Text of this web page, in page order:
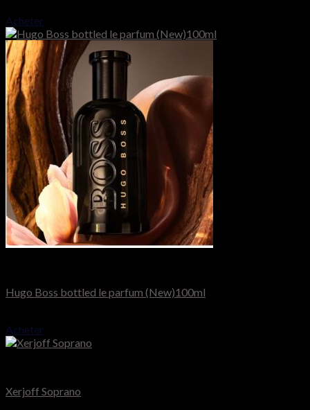
Acheter
Hugo Boss bottled le parfum (New)100ml
Acheter
Xerjoff Soprano